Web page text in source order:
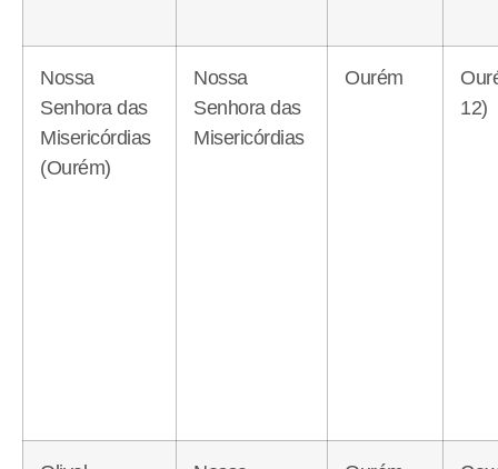
Nossa
Senhora das
Misericórdias
(Ourém)
Nossa
Senhora das
Misericórdias
Ourém
12)